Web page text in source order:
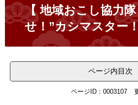
文
【 地域おこし協力
せ！”カシマスター
ページ内目次
ページID：0003107